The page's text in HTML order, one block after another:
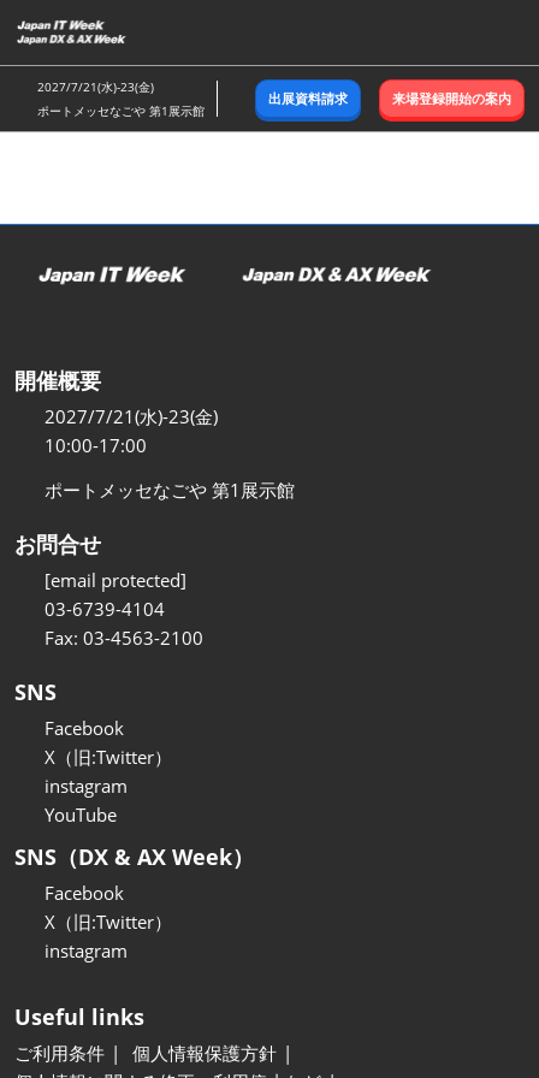
キ
ッ
し
む
2027/7/21(水)-23(金)
ポートメッセなごや 第1展示館
出展資料請求 来場登録開始の案内
開催概要
2027/7/21(水)-23(金)
10:00-17:00
ポートメッセなごや 第1展示館
お問合せ
[email protected]
03-6739-4104
Fax: 03-4563-2100
SNS
Facebook
X（旧:Twitter）
instagram
YouTube
SNS（DX & AX Week）
Facebook
X（旧:Twitter）
instagram
Useful links
ご利用条件
個人情報保護方針